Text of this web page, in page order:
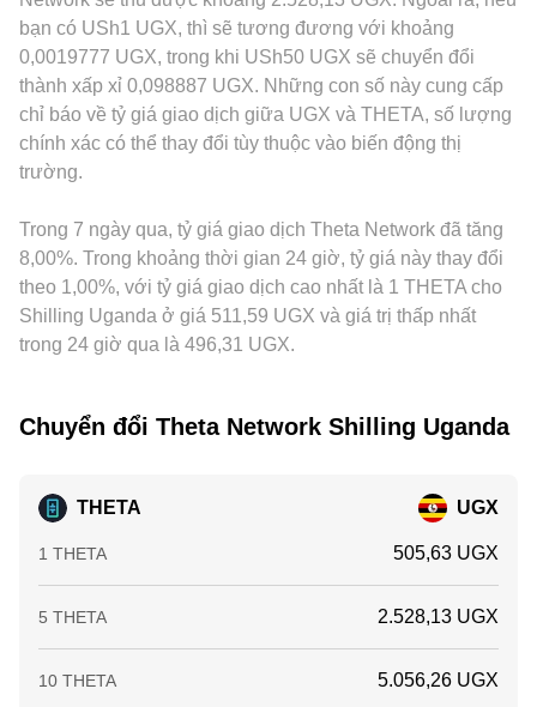
THETA; các quy định về fiat on/off-ramp tại các khu vực giao
dịch UGX cũng có thể ảnh hưởng tới chi phí quy đổi. Về kỹ
thuật thị trường, funding rate trên hợp đồng perp THETA,
đáo hạn quyền chọn (nếu có), thay đổi vị thế của các ví lớn
(whales) như các đợt stake/unstake quy mô lớn, chuyển
dịch thanh khoản giữa sàn giao ngay và phái sinh, cùng với
dòng lệnh lớn trên order book, đều có thể làm THETA/UGX
thức x × y = k, trong đó x và y là số dư hai tài sản trong pool,
và giá cận thời điểm có thể xấp xỉ y/x. Khi các giao dịch lớn
làm lệch cân bằng của pool, giá tức thời sẽ dịch chuyển, ảnh
hưởng đến conversion rate tham chiếu nếu nguồn báo giá
lấy từ DEX hoặc từ tổng hợp nhiều nguồn.
THETA/USDT và USDT/UGX, với phần “basis” của USDT
(premium/discount so với UGX) làm lệch mức báo giá cuối
cùng. Chênh lệch theo khu vực hoặc quy định cũng có thể
xuất hiện, ví dụ khác biệt về phí nạp/rút fiat, hạn chế chuyển
khoản, hay chi phí tuân thủ tại các cổng UGX khiến giá trên
nền tảng phục vụ người dùng trong khu vực đó có phần
premium hoặc discount. Hoạt động arbitrage giữa các sàn
toàn do hạn chế về tốc độ chuyển tài sản, phí giao dịch/rút
nạp, rủi ro biến động và khác biệt nguồn thanh khoản.
bạn có USh1 UGX, thì sẽ tương đương với khoảng
0,0019777 UGX, trong khi USh50 UGX sẽ chuyển đổi
thành xấp xỉ 0,098887 UGX. Những con số này cung cấp
chỉ báo về tỷ giá giao dịch giữa UGX và THETA, số lượng
chính xác có thể thay đổi tùy thuộc vào biến động thị
trường.
Trong 7 ngày qua, tỷ giá giao dịch Theta Network đã tăng
8,00%. Trong khoảng thời gian 24 giờ, tỷ giá này thay đổi
theo 1,00%, với tỷ giá giao dịch cao nhất là 1 THETA cho
Shilling Uganda ở giá 511,59 UGX và giá trị thấp nhất
trong 24 giờ qua là 496,31 UGX.
Chuyển đổi Theta Network Shilling Uganda
THETA UGX
1 THETA 505,63 UGX
5 THETA 2.528,13 UGX
10 THETA 5.056,26 UGX